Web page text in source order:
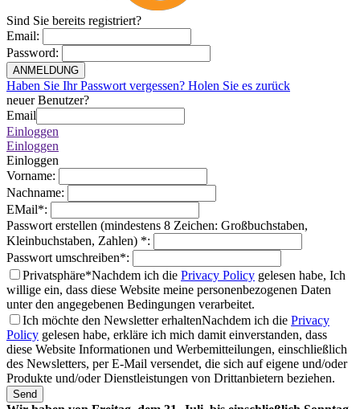
Sind Sie bereits registriert?
Email:
Password:
ANMELDUNG
Haben Sie Ihr Passwort vergessen? Holen Sie es zurück
neuer Benutzer?
Email
Einloggen
Einloggen
Einloggen
Vorname:
Nachname:
EMail*:
Passwort erstellen (mindestens 8 Zeichen: Großbuchstaben,
Kleinbuchstaben, Zahlen) *:
Passwort umschreiben*:
Privatsphäre*Nachdem ich die Privacy Policy gelesen habe, Ich
willige ein, dass diese Website meine personenbezogenen Daten
unter den angegebenen Bedingungen verarbeitet.
Ich möchte den Newsletter erhaltenNachdem ich die Privacy
Policy gelesen habe, erkläre ich mich damit einverstanden, dass
diese Website Informationen und Werbemitteilungen, einschließlich
des Newsletters, per E-Mail versendet, die sich auf eigene und/oder
Produkte und/oder Dienstleistungen von Drittanbietern beziehen.
Send